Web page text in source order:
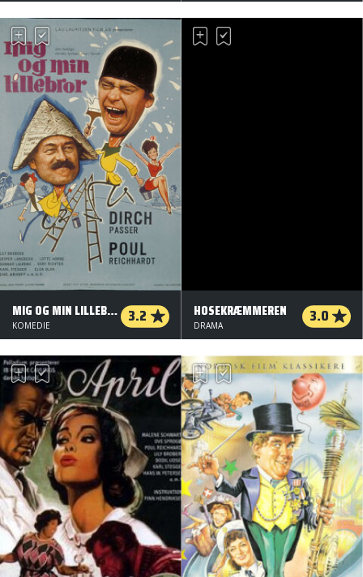
MIG OG MIN LILLEBROR 3.2
KOMEDIE
HOSEKRÆMMEREN 3.0
DRAMA